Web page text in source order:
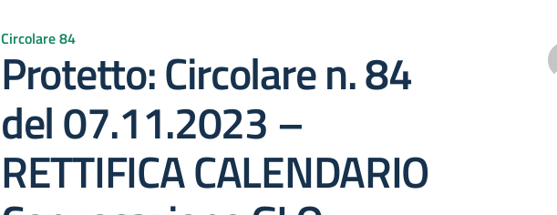
Circolare 84
Protetto: Circolare n. 84
del 07.11.2023 –
RETTIFICA CALENDARIO